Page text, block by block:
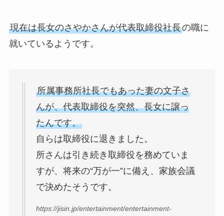
現在は長女のさやかさんが代表取締役社長の職に
就いているようです。
所属事務所社長でもあった妻の文子さ
んが、代表取締役を突然、長女に譲っ
たんです。
自らは取締役に退きました。
所さんは引き続き取締役を務めていま
すが、将来の“万が一”に備え、家族会議
で決めたそうです。
https://jisin.jp/entertainment/entertainment-